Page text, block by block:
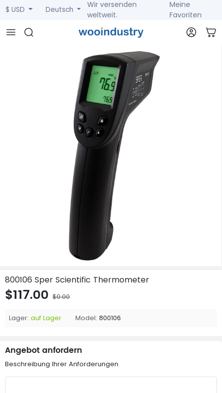
$ USD Deutsch
Wir versenden
weltweit.
Meine
Favoriten
800106 Sper Scientific Thermometer
$117.00 $0.00
Lager: auf Lager Model: 800106
Angebot anfordern
Beschreibung Ihrer Anforderungen